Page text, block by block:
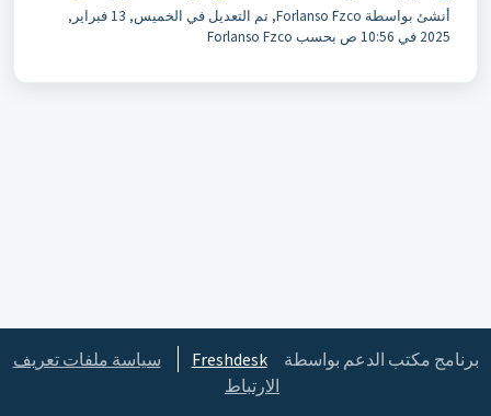
أنشئ بواسطة Forlanso Fzco, تم التعديل في الخميس, 13 فبراير,
2025 في 10:56 ص بحسب Forlanso Fzco
برنامج مكتب الدعم بواسطة Freshdesk
سياسة ملفات تعريف
الارتباط